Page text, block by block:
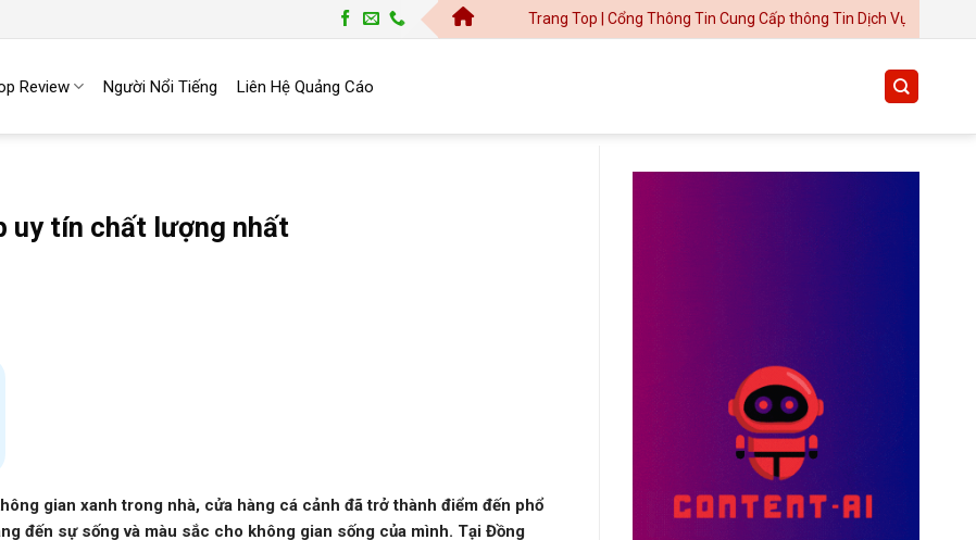
Trang Top | Cổng Thông Tin Cung Cấp thông Tin Dịch Vụ Uy Tín
Review Người Nổi Tiếng Liên Hệ Quảng Cáo
uy tín chất lượng nhất
gian xanh trong nhà, cửa hàng cá cảnh đã trở thành điểm đến phổ
đến sự sống và màu sắc cho không gian sống của mình. Tại Đồng